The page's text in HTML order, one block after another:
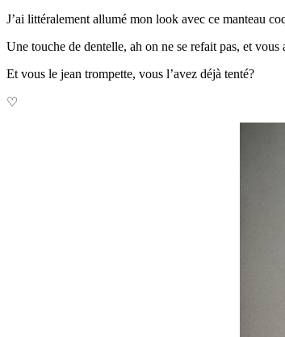
J’ai littéralement allumé mon look avec ce manteau
Une touche de dentelle, ah on ne se refait pas, et
Et vous le jean trompette, vous l’avez déjà tenté?
♡